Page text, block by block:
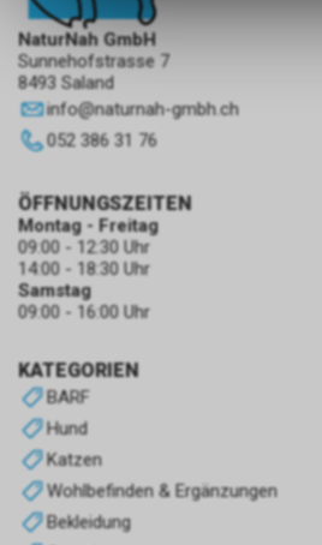
NaturNah GmbH
Sunnehofstrasse 7
8493 Saland
info@naturnah-gmbh.ch
052 386 31 76
KATEGORIEN
BARF
Hund
Katzen
Wohlbefinden & Ergänzungen
Bekleidung
ÖFFNUNGSZEITEN
Montag - Freitag
09:00 - 12:30 Uhr
14:00 - 18:30 Uhr
Samstag
09:00 - 16:00 Uhr
zulassen.